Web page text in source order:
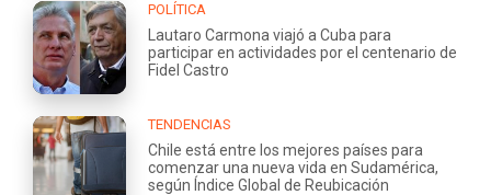
POLÍTICA
Lautaro Carmona viajó a Cuba para
participar en actividades por el centenario de
Fidel Castro
TENDENCIAS
Chile está entre los mejores países para
comenzar una nueva vida en Sudamérica,
según Índice Global de Reubicación